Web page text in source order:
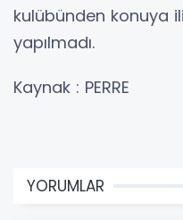
kulübünden konuya
yapılmadı.
Kaynak : PERRE
YORUMLAR